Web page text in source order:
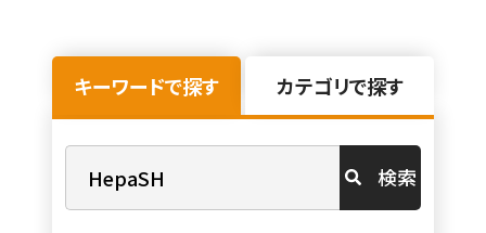
キーワードで探す カテゴリで探す
検索